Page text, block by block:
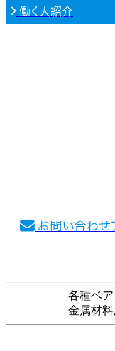
働く人紹介
お問い合わせ
各種ベ
金属材